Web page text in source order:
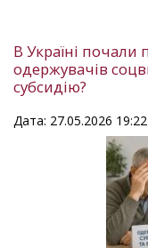
В Україні почали
одержувачів
субсидію?
Дата: 27.05.2026 19:22